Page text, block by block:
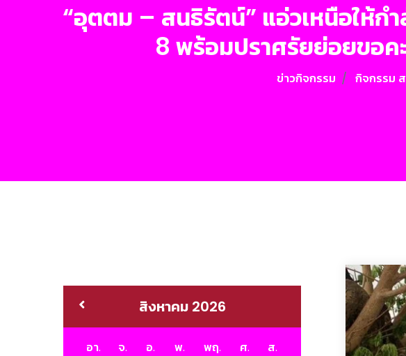
“อุตตม – สนธิรัตน์” แอ่วเหนือให้ก
8 พร้อมปราศรัยย่อยขอค
ข่าวกิจกรรม กิจกรรม
สิงหาคม 2026
อา. จ. อ. พ. พฤ. ศ. ส.